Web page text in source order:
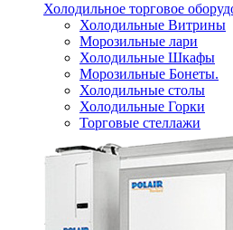
Холодильное торговое
Холодильные Витрины
Морозильные лари
Холодильные Шкафы
Морозильные Бонеты.
Холодильные столы
Холодильные Горки
Торговые стеллажи